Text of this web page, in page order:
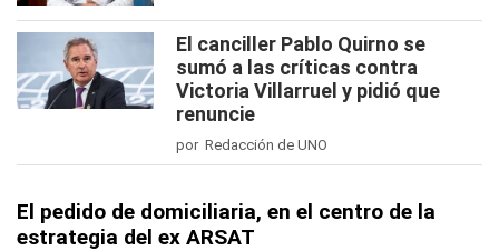
El canciller Pablo Quirno se
sumó a las críticas contra
Victoria Villarruel y pidió que
renuncie
por Redacción de UNO
El pedido de domiciliaria, en el centro de la
estrategia del ex ARSAT